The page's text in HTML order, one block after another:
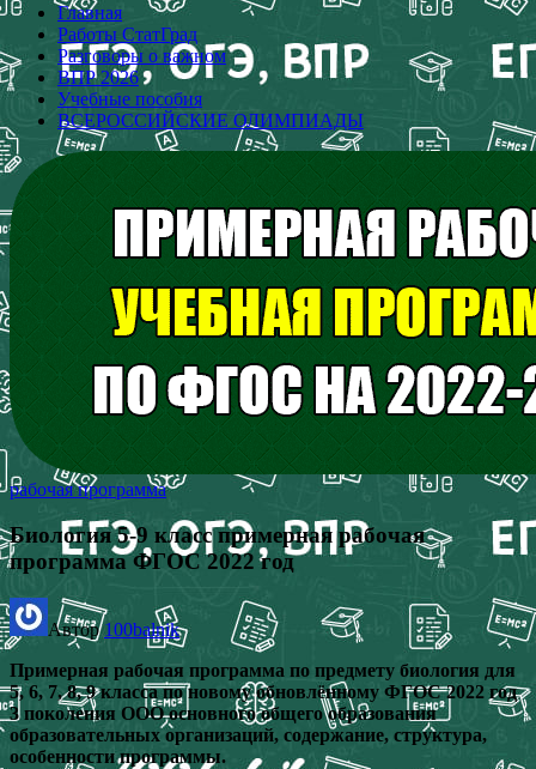
Главная
Работы СтатГрад
Разговоры о важном
ВПР 2026
Учебные пособия
ВСЕРОССИЙСКИЕ ОЛИМПИАДЫ
рабочая программа
Биология 5-9 класс примерная рабочая
программа ФГОС 2022 год
Автор100balnik
Примерная рабочая программа по предмету биология для
5, 6, 7, 8, 9 класса по новому обновлённому ФГОС 2022 год
3 поколения ООО основного общего образования
образовательных организаций, содержание, структура,
особенности программы.